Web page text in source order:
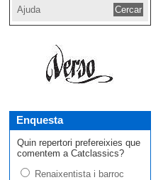
Ajuda
Enquesta
Quin repertori prefereixies que
comentem a Catclassics?
Renaixentista i barroc